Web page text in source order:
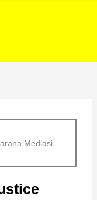
Mediasi